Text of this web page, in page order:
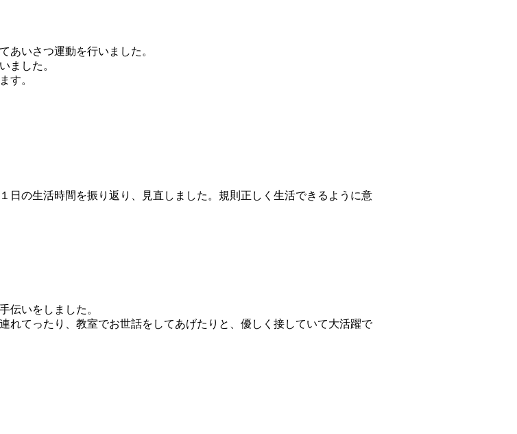
あいさつ運動を行いました。
ました。
す。
日の生活時間を振り返り、見直しました。規則正しく生活できるように意
伝いをしました。
れてったり、教室でお世話をしてあげたりと、優しく接していて大活躍で